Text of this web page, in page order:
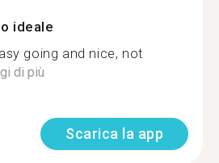
ideale
going and nice, not
di più
Scarica la app